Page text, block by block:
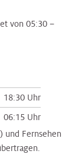
von 05:30 –
18:30 Uhr
06:15 Uhr
und Fernsehen